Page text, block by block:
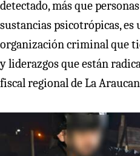
detectado, más que
sustancias psicotrópicas, es
organización criminal que
y liderazgos que están
fiscal regional de La